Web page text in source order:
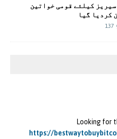
سیریز کیلئے قومی خواتین
کردیا گیا
137
Looking for
https://